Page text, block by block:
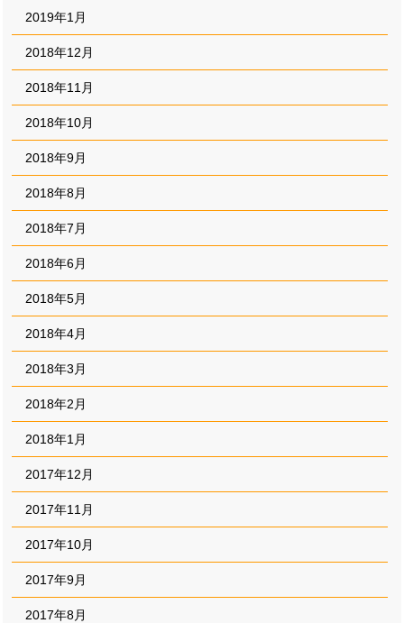
2019年1月
2018年12月
2018年11月
2018年10月
2018年9月
2018年8月
2018年7月
2018年6月
2018年5月
2018年4月
2018年3月
2018年2月
2018年1月
2017年12月
2017年11月
2017年10月
2017年9月
2017年8月